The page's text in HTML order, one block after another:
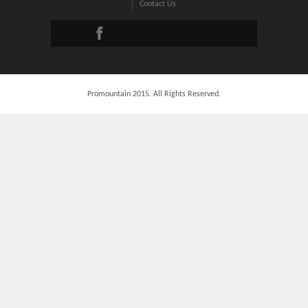
Contact Us
Promountain 2015. All Rights Reserved.